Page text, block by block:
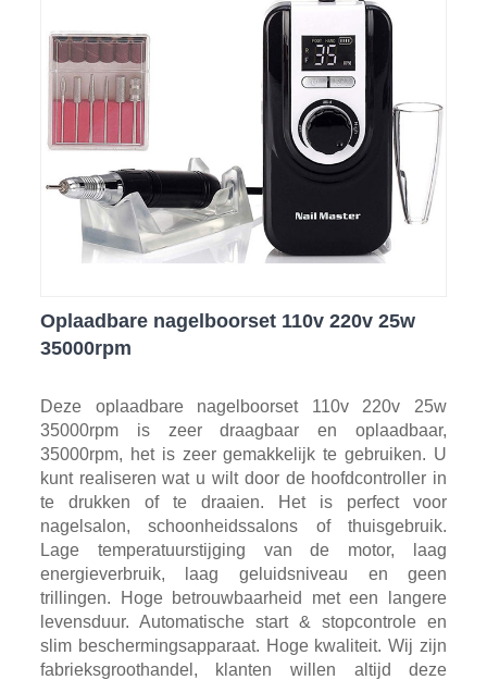
Oplaadbare nagelboorset 110v 220v 25w
35000rpm
Deze oplaadbare nagelboorset 110v 220v 25w
35000rpm is zeer draagbaar en oplaadbaar,
35000rpm, het is zeer gemakkelijk te gebruiken. U
kunt realiseren wat u wilt door de hoofdcontroller in
te drukken of te draaien. Het is perfect voor
nagelsalon, schoonheidssalons of thuisgebruik.
Lage temperatuurstijging van de motor, laag
energieverbruik, laag geluidsniveau en geen
trillingen. Hoge betrouwbaarheid met een langere
levensduur. Automatische start & stopcontrole en
slim beschermingsapparaat. Hoge kwaliteit. Wij zijn
fabrieksgroothandel, klanten willen altijd deze